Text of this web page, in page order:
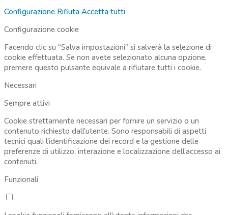
Configurazione Rifiuta Accetta tutti
Configurazione cookie
Facendo clic su "Salva impostazioni" si salverà la selezione di
cookie effettuata. Se non avete selezionato alcuna opzione,
premere questo pulsante equivale a rifiutare tutti i cookie.
Necessari
Sempre attivi
Cookie strettamente necessari per fornire un servizio o un
contenuto richiesto dall'utente. Sono responsabili di aspetti
tecnici quali l'identificazione dei record e la gestione delle
preferenze di utilizzo, interazione e localizzazione dell'accesso ai
contenuti.
Funzionali